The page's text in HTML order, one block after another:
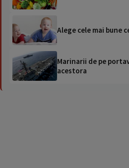
Alege cele mai bune
Marinarii de pe
acestora